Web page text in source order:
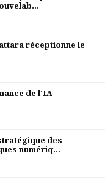
réceptionne le
de l'IA
des
numériq...